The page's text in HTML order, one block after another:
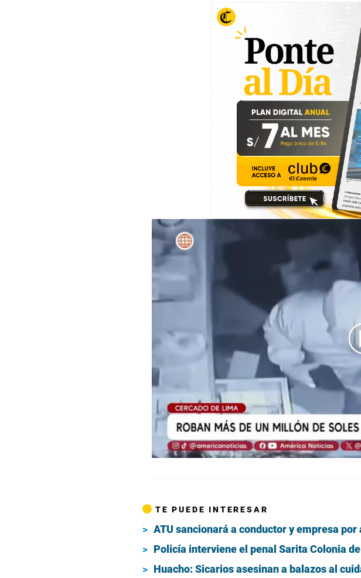
00:00/02:19 Robo_joyeria_Lima_EC
TE PUEDE INTERESAR
ATU sancionará a conductor y empresa
Policía interviene el penal Sarita Colonia
Huacho: Sicarios asesinan a balazos al